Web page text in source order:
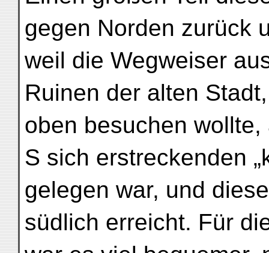
gegen Norden zurück
weil die Wegweiser
Ruinen der alten
oben besuchen
S sich erstreckenden
gelegen war, und
südlich erreicht. Für